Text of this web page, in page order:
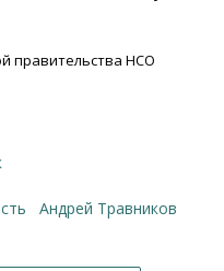
правительства НСО
Андрей Травников